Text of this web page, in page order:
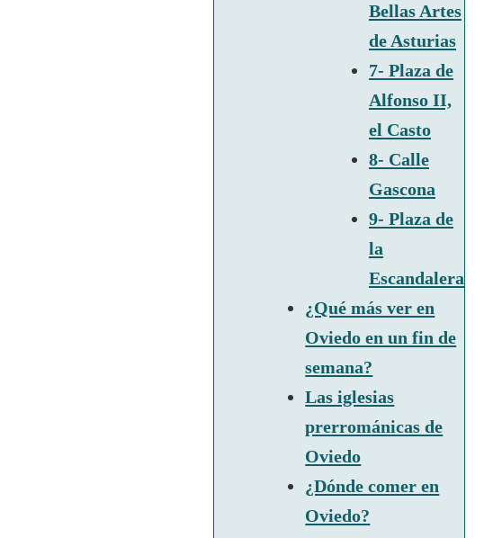
Bellas Artes
de Asturias
7- Plaza de
Alfonso II,
el Casto
8- Calle
Gascona
9- Plaza de
la
Escandalera
¿Qué más ver en
Oviedo en un fin de
semana?
Las iglesias
prerrománicas de
Oviedo
¿Dónde comer en
Oviedo?